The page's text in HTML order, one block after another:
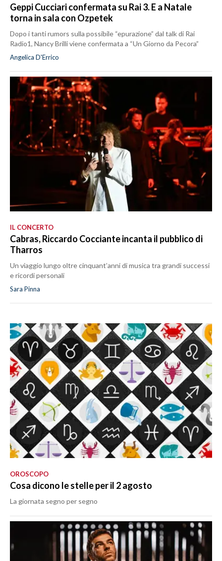
Geppi Cucciari confermata su Rai 3. E a Natale
torna in sala con Ozpetek
Dopo i tanti rumors sulla possibile “epurazione” dal talk di Rai
Radio1, Nancy Brilli viene confermata a “Un Giorno da Pecora”
Angelica D'Errico
IL CONCERTO
Cabras, Riccardo Cocciante incanta il pubblico di
Tharros
Un viaggio lungo oltre cinquant’anni di musica tra grandi successi
e ricordi personali
Sara Pinna
OROSCOPO
Cosa dicono le stelle per il 2 agosto
La giornata segno per segno